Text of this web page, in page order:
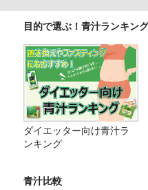
目的で選ぶ！青汁ランキング
ダイエッター向け青汁ラ
ンキング
青汁比較